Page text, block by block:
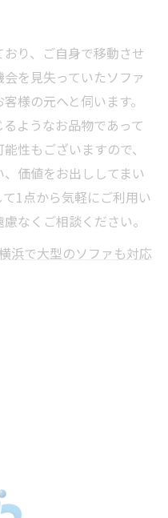
り、ご自身で移動させ
を見失っていたソファ
様の元へと伺います。
るようなお品物であって
性もございますので、
価値をお出ししてまい
1点から気軽にご利用い
なくご相談ください。
浜で大型のソファも対応